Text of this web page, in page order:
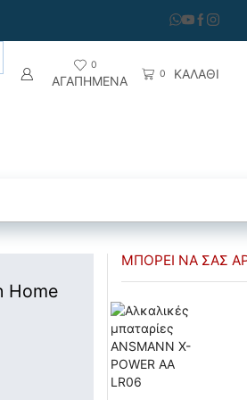
0
ΑΓΑΠΗΜΕΝΑ 0 ΚΑΛΑΘΙ
Home
ΜΠΟΡΕΊ ΝΑ ΣΑΣ